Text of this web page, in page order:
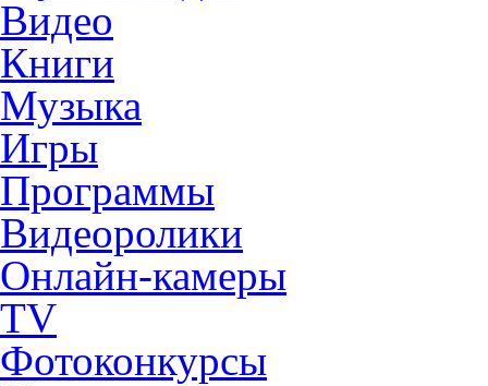
Видео
Книги
Музыка
Игры
Программы
Видеоролики
Онлайн-камеры
TV
Фотоконкурсы